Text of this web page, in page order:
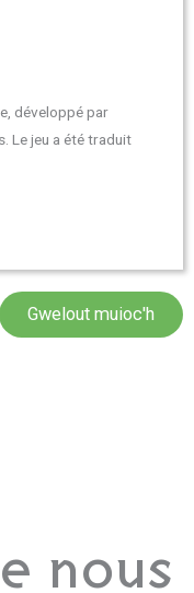
développé par
Le jeu a été traduit
Gwelout muioc'h
nous